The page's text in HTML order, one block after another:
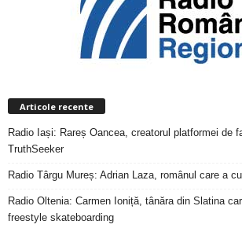
Articole recente
Radio Iași: Rareș Oancea, creatorul platformei de
TruthSeeker
Radio Târgu Mureș: Adrian Laza, românul care a
Radio Oltenia: Carmen Ioniță, tânăra din Slatina
freestyle skateboarding